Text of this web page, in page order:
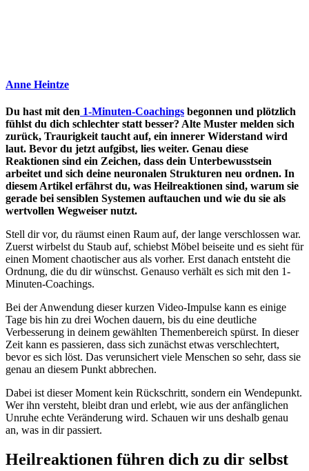
Anne Heintze
Du hast mit den 1-Minuten-Coachings begonnen und plötzlich
fühlst du dich schlechter statt besser? Alte Muster melden sich
zurück, Traurigkeit taucht auf, ein innerer Widerstand wird
laut. Bevor du jetzt aufgibst, lies weiter. Genau diese
Reaktionen sind ein Zeichen, dass dein Unterbewusstsein
arbeitet und sich deine neuronalen Strukturen neu ordnen. In
diesem Artikel erfährst du, was Heilreaktionen sind, warum sie
gerade bei sensiblen Systemen auftauchen und wie du sie als
wertvollen Wegweiser nutzt.
Stell dir vor, du räumst einen Raum auf, der lange verschlossen war.
Zuerst wirbelst du Staub auf, schiebst Möbel beiseite und es sieht für
einen Moment chaotischer aus als vorher. Erst danach entsteht die
Ordnung, die du dir wünschst. Genauso verhält es sich mit den 1-
Minuten-Coachings.
Bei der Anwendung dieser kurzen Video-Impulse kann es einige
Tage bis hin zu drei Wochen dauern, bis du eine deutliche
Verbesserung in deinem gewählten Themenbereich spürst. In dieser
Zeit kann es passieren, dass sich zunächst etwas verschlechtert,
bevor es sich löst. Das verunsichert viele Menschen so sehr, dass sie
genau an diesem Punkt abbrechen.
Dabei ist dieser Moment kein Rückschritt, sondern ein Wendepunkt.
Wer ihn versteht, bleibt dran und erlebt, wie aus der anfänglichen
Unruhe echte Veränderung wird. Schauen wir uns deshalb genau
an, was in dir passiert.
Heilreaktionen führen dich zu dir selbst